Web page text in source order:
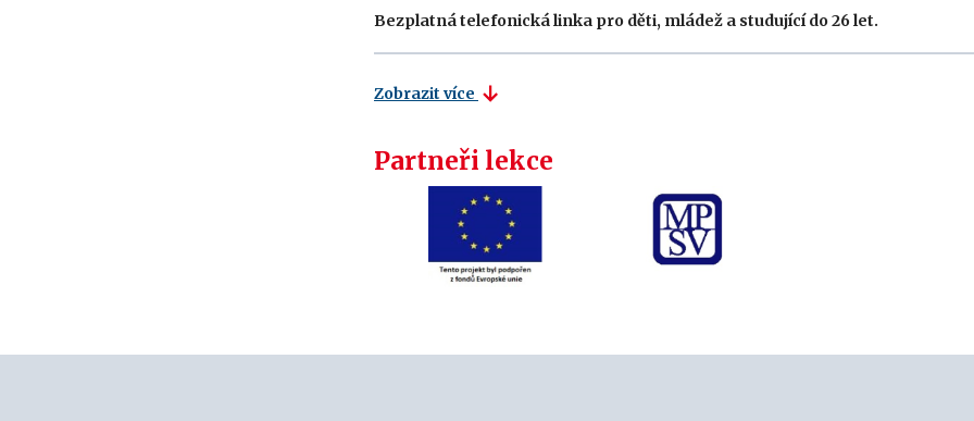
Bezplatná telefonická linka pro děti, mládež a studující do 26 let.
Zobrazit více
Partneři lekce